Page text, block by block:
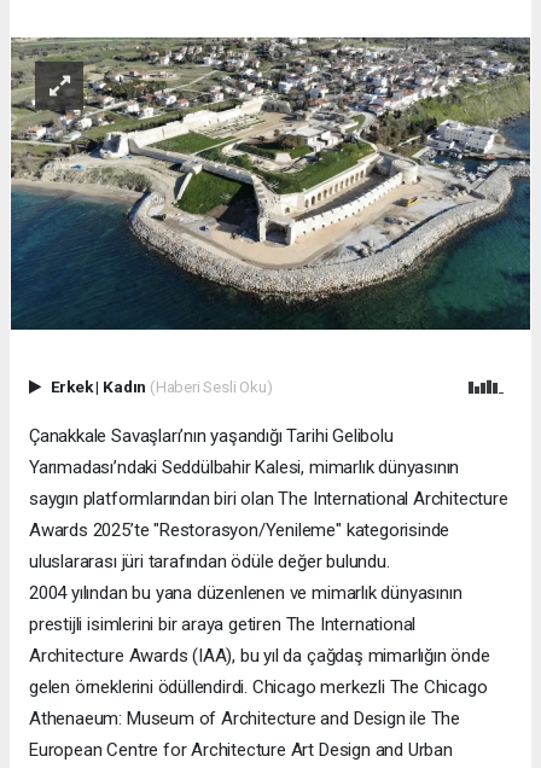
Erkek| Kadın (Haberi Sesli Oku)
Çanakkale Savaşları’nın yaşandığı Tarihi Gelibolu
Yarımadası’ndaki Seddülbahir Kalesi, mimarlık dünyasının
saygın platformlarından biri olan The International Architecture
Awards 2025’te "Restorasyon/Yenileme" kategorisinde
uluslararası jüri tarafından ödüle değer bulundu.
2004 yılından bu yana düzenlenen ve mimarlık dünyasının
prestijli isimlerini bir araya getiren The International
Architecture Awards (IAA), bu yıl da çağdaş mimarlığın önde
gelen örneklerini ödüllendirdi. Chicago merkezli The Chicago
Athenaeum: Museum of Architecture and Design ile The
European Centre for Architecture Art Design and Urban